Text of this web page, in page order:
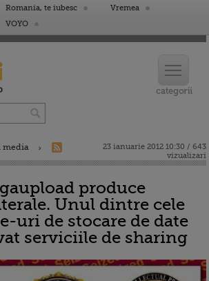
Romania, te iubesc
Vremea
VOYO
media
23 ianuarie 2012 10:30 / 643
vizualizari
produce
Unul dintre cele
uri de stocare de date
serviciile de sharing